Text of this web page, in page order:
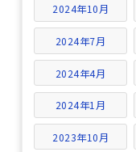
2024年10月
2024年7月
2024年4月
2024年1月
2023年10月